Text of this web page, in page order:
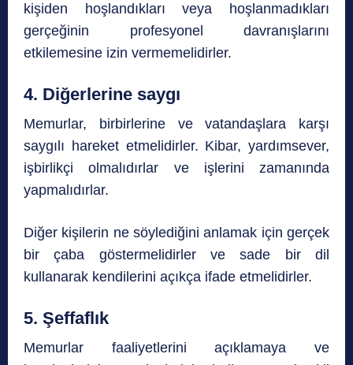
kişiden hoşlandıkları veya hoşlanmadıkları
gerçeğinin profesyonel davranışlarını
etkilemesine izin vermemelidirler.
4. Diğerlerine saygı
Memurlar, birbirlerine ve vatandaşlara karşı
saygılı hareket etmelidirler. Kibar, yardımsever,
işbirlikçi olmalıdırlar ve işlerini zamanında
yapmalıdırlar.
Diğer kişilerin ne söylediğini anlamak için gerçek
bir çaba göstermelidirler ve sade bir dil
kullanarak kendilerini açıkça ifade etmelidirler.
5. Şeffaflık
Memurlar faaliyetlerini açıklamaya ve